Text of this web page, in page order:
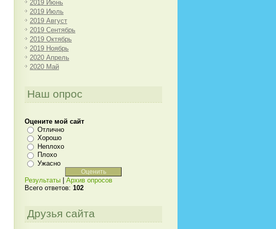
2019 Июнь
2019 Июль
2019 Август
2019 Сентябрь
2019 Октябрь
2019 Ноябрь
2020 Апрель
2020 Май
Наш опрос
Оцените мой сайт
Отлично
Хорошо
Неплохо
Плохо
Ужасно
Результаты
Архив опросов
Всего ответов: 102
Друзья сайта